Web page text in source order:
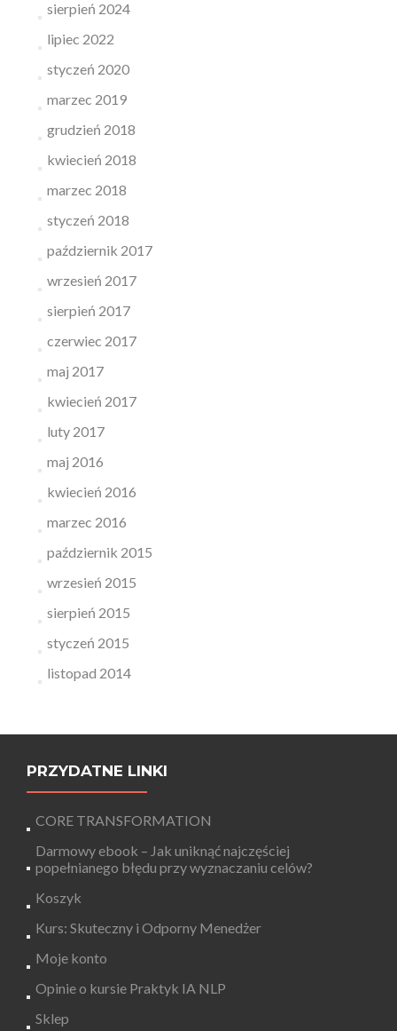
sierpień 2024
lipiec 2022
styczeń 2020
marzec 2019
grudzień 2018
kwiecień 2018
marzec 2018
styczeń 2018
październik 2017
wrzesień 2017
sierpień 2017
czerwiec 2017
maj 2017
kwiecień 2017
luty 2017
maj 2016
kwiecień 2016
marzec 2016
październik 2015
wrzesień 2015
sierpień 2015
styczeń 2015
listopad 2014
PRZYDATNE LINKI
CORE TRANSFORMATION
Darmowy ebook – Jak uniknąć najczęściej
popełnianego błędu przy wyznaczaniu celów?
Koszyk
Kurs: Skuteczny i Odporny Menedżer
Moje konto
Opinie o kursie Praktyk IA NLP
Sklep